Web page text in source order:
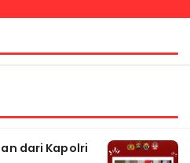
dari Kapolri